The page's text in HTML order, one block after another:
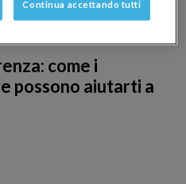
come i
possono aiutarti a
Continua accettando tutti